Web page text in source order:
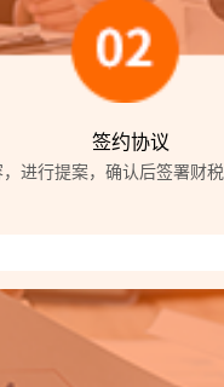
签约协议
进行提案，确认后签署财